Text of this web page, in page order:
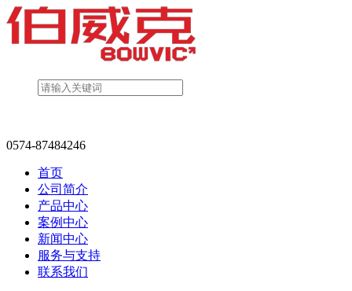
0574-87484246
首页
公司简介
产品中心
案例中心
新闻中心
服务与支持
联系我们